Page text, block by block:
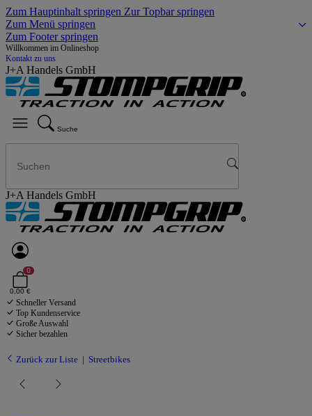
Zum Hauptinhalt springen Zur Topbar springen
Zum Menü springen
Zum Footer springen
Willkommen im Onlineshop
Kontakt zu uns
J+A Handels GmbH
Suche
J+A Handels GmbH
0
0,00 €
Schneller Versand
Top Kundenservice
Große Auswahl
Sicher bezahlen
Zurück zur Liste Streetbikes